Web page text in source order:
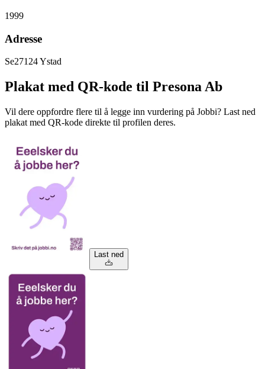
1999
Adresse
Se27124 Ystad
Plakat med QR-kode til Presona Ab
Vil dere oppfordre flere til å legge inn vurdering på Jobbi? Last ned
plakat med QR-kode direkte til profilen deres.
Last ned